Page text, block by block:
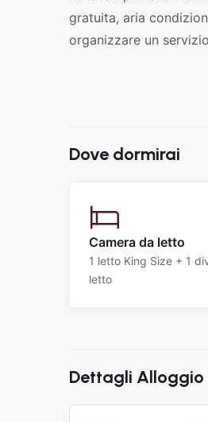
gratuita, aria
organizzare un
Dove dormirai
Camera da letto
1 letto King Size + 1
letto
Dettagli Alloggio